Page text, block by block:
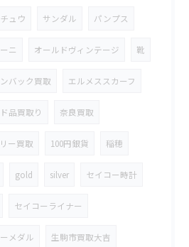
ュウ サンダル パンプス
ニ オールドヴィンテージ 靴
バック買取 エルメススカーフ
品買取り 奈良買取
ー買取 100円銀貨 稲穂
gold silver セイコー時計
セイコーライナー
メダル 生駒市買取大吉